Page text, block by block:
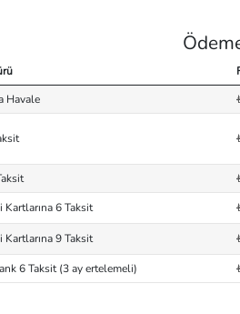
Havale
Kartlarına 6 Taksit
Kartlarına 9 Taksit
6 Taksit (3 ay ertelemeli)